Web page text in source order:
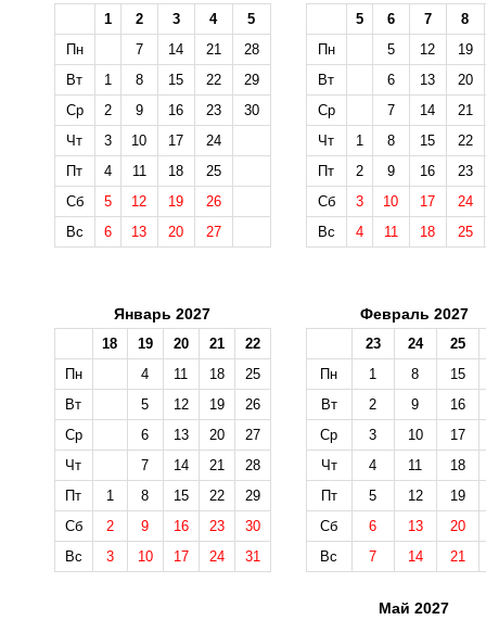
1 2 3 4
5
Пн
7 14 21
28
Вт
1 8 15 22
29
Ср
2 9 16 23
30
Чт
3 10 17
24
Пт
4 11 18
25
Сб
5 12 19
26
Вс
6 13 20 27
5 6 7
8
Пн
5 12
19
Вт
6 13
20
Ср
7 14
21
Чт
1 8 15
22
Пт
2 9 16
23
Сб
3 10 17
24
Вс
4 11 18 25
Январь 2027
18 19 20 21
22
Пн
4 11 18
25
Вт
5 12 19
26
Ср
6 13 20
27
Чт
7 14 21
28
Пт
1 8 15 22
29
Сб
2 9 16 23
30
Вс
3 10 17 24 31
Февраль 2027
23 24
25
Пн
1 8
15
Вт
2 9
16
Ср
3 10
17
Чт
4 11
18
Пт
5 12
19
Сб
6 13
20
Вс
7 14 21
Май 2027